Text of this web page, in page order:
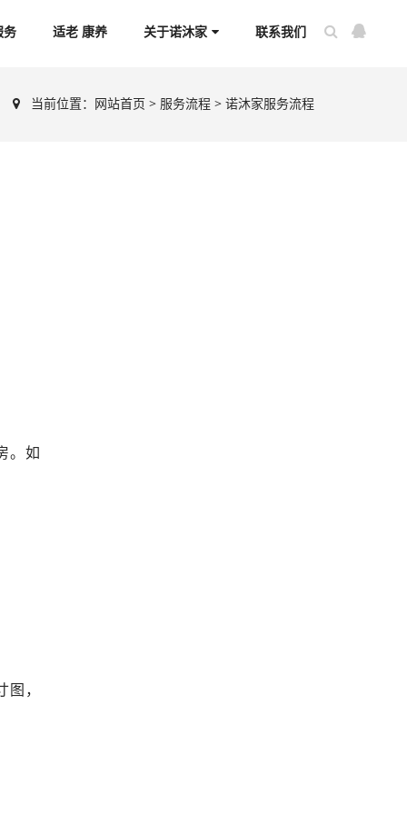
务 适老 康养 关于诺沐家 联系我们
当前位置： 网站首页 > 服务流程 > 诺沐家服务流程
。如
，